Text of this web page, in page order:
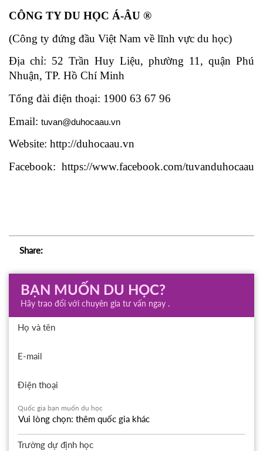
CÔNG TY DU HỌC Á-ÂU ®
(Công ty đứng đầu Việt Nam về lĩnh vực du học)
Địa chỉ: 52 Trần Huy Liệu, phường 11, quận Phú
Nhuận, TP. Hồ Chí Minh
Tổng đài điện thoại: 1900 63 67 96
Email: tuvan@duhocaau.vn
Website: http://duhocaau.vn
Facebook:  https://www.facebook.com/tuvanduhocaau
Share:
BẠN MUỐN DU HỌC?
Hãy trao đổi với chuyên gia tư vấn ngay .
Họ và tên
E-mail
Điện thoại
Quốc gia bạn muốn du học
Trường dự định học